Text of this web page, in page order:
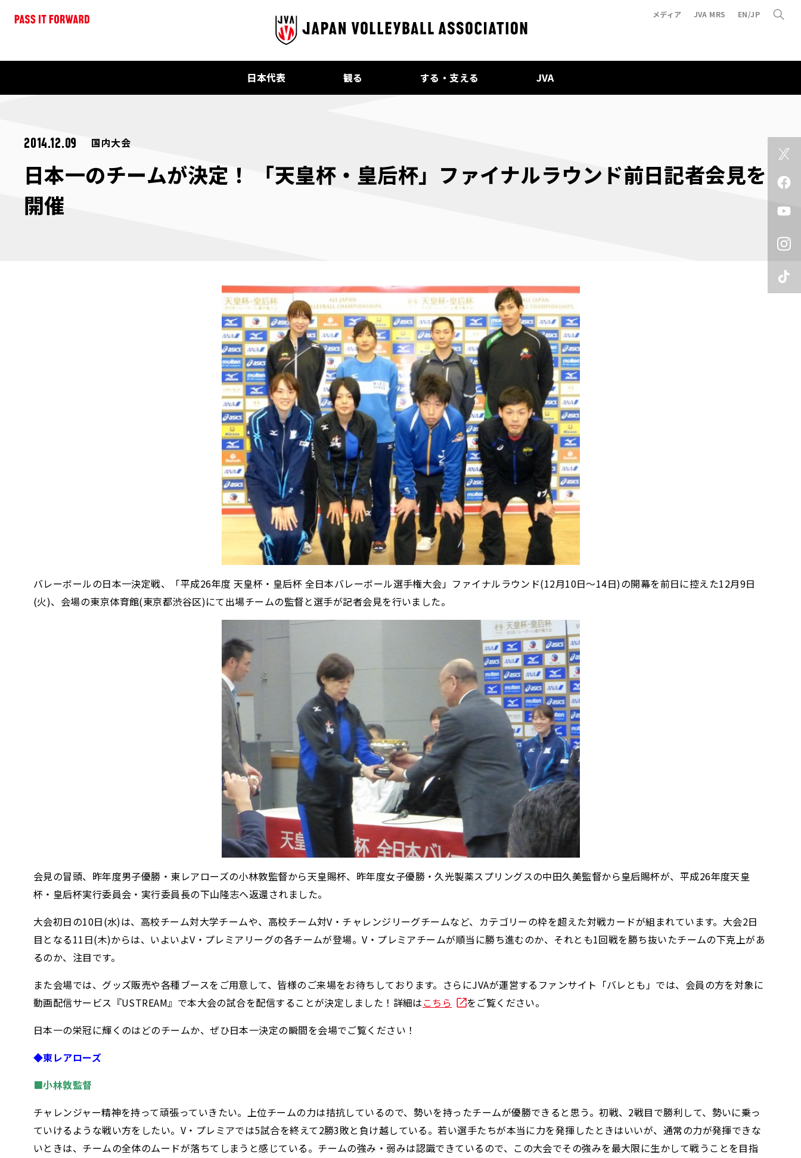
メディア JVA MRS EN/JP
日本代表 観る する・支える JVA
2014.12.09 国内大会
日本一のチームが決定！ 「天皇杯・皇后杯」ファイナルラウンド前日記者会見を
開催
バレーボールの日本一決定戦、「平成26年度 天皇杯・皇后杯 全日本バレーボール選手権大会」ファイナルラウンド(12月10日～14日)の開幕を前日に控えた12月9日
(火)、会場の東京体育館(東京都渋谷区)にて出場チームの監督と選手が記者会見を行いました。
会見の冒頭、昨年度男子優勝・東レアローズの小林敦監督から天皇賜杯、昨年度女子優勝・久光製薬スプリングスの中田久美監督から皇后賜杯が、平成26年度天皇
杯・皇后杯実行委員会・実行委員長の下山隆志へ返還されました。
大会初日の10日(水)は、高校チーム対大学チームや、高校チーム対V・チャレンジリーグチームなど、カテゴリーの枠を超えた対戦カードが組まれています。大会2日
目となる11日(木)からは、いよいよV・プレミアリーグの各チームが登場。V・プレミアチームが順当に勝ち進むのか、それとも1回戦を勝ち抜いたチームの下克上があ
るのか、注目です。
また会場では、グッズ販売や各種ブースをご用意して、皆様のご来場をお待ちしております。さらにJVAが運営するファンサイト「バレとも」では、会員の方を対象に
動画配信サービス『USTREAM』で本大会の試合を配信することが決定しました！詳細はこちら
をご覧ください。
日本一の栄冠に輝くのはどのチームか、ぜひ日本一決定の瞬間を会場でご覧ください！
◆東レアローズ
■小林敦監督
チャレンジャー精神を持って頑張っていきたい。上位チームの力は拮抗しているので、勢いを持ったチームが優勝できると思う。初戦、2戦目で勝利して、勢いに乗っ
ていけるような戦い方をしたい。V・プレミアでは5試合を終えて2勝3敗と負け越している。若い選手たちが本当に力を発揮したときはいいが、通常の力が発揮できな
いときは、チームの全体のムードが落ちてしまうと感じている。チームの強み・弱みは認識できているので、この大会でその強みを最大限に生かして戦うことを目指